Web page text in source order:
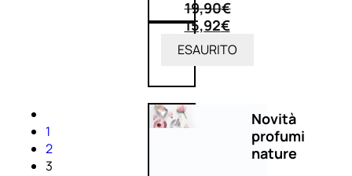
Maschere
nature
Novità
profumi
nature
19,90€
15,92€
ESAURITO
1
2
3